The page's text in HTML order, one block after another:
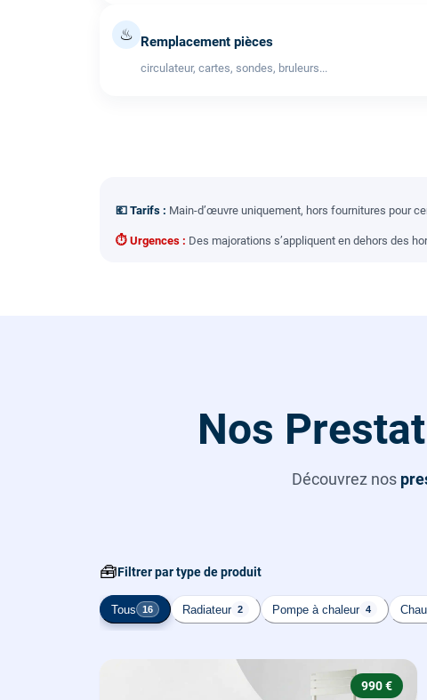
♨ Remplacement pièces
circulateur, cartes, sondes, bruleurs...
💶 Tarifs : Main-d’œuvre uniquement, hors fournitures pour
⏱ Urgences : Des majorations s’appliquent en dehors des
Nos
Découvrez nos
🧰Filtrer par type de produit
Tous 16 Radiateur 2 Pompe à chaleur 4
990 €